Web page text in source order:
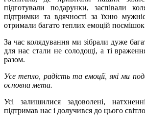
підготували подарунки, заспівали
підтримки та вдячності за їхню
отримали багато теплих емоцій посмішок
За час колядування ми зібрали дуже
для нас стали не солодощі, а ті
разом.
Усе тепло, радість та емоції, які ми
основна мета.
Усі залишилися задоволені,
підтримав нас і долучився до цього